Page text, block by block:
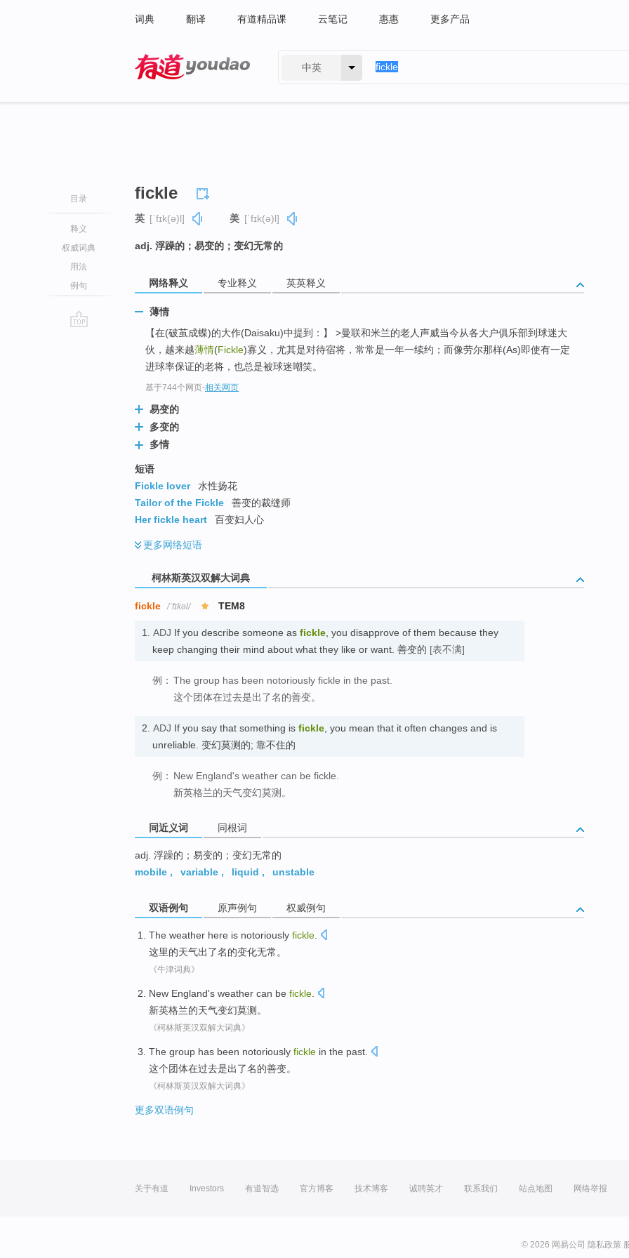
词典 翻译 有道精品课 云笔记 惠惠 更多产品
中英
目录
释义
权威词典
用法
例句
fickle
英 [ˈfɪk(ə)l] 美 [ˈfɪk(ə)l]
adj. 浮躁的；易变的；变幻无常的
网络释义 专业释义 英英释义
薄情
【在(破茧成蝶)的大作(Daisaku)中提到：】 >曼联和米兰的老人声威当今从各大户俱乐部到球迷大
伙，越来越薄情(Fickle)寡义，尤其是对待宿将，常常是一年一续约；而像劳尔那样(As)即使有一定
进球率保证的老将，也总是被球迷嘲笑。
基于744个网页-相关网页
易变的
多变的
多情
短语
Fickle lover
水性扬花
Tailor of the Fickle
善变的裁缝师
Her fickle heart
百变妇人心
更多网络短语
柯林斯英汉双解大词典
fickle /ˈfɪkəl/ TEM8
1. ADJ If you describe someone as fickle , you disapprove of them because they
keep changing their mind about what they like or want. 善变的 [表不满]
例： The group has been notoriously fickle in the past.
这个团体在过去是出了名的善变。
2. ADJ If you say that something is fickle , you mean that it often changes and is
unreliable. 变幻莫测的; 靠不住的
例： New England's weather can be fickle.
新英格兰的天气变幻莫测。
同近义词 同根词
adj. 浮躁的；易变的；变幻无常的
mobile , variable , liquid , unstable
双语例句 原声例句 权威例句
The weather here is notoriously fickle
这里的天气出了名的变化无常。
《牛津词典》
New England's weather can be fickle
新英格兰的天气变幻莫测。
《柯林斯英汉双解大词典》
The group has been notoriously fickle in the past
这个团体在过去是出了名的善变。
《柯林斯英汉双解大词典》
更多双语例句
关于有道 Investors 有道智选 官方博客 技术博客 诚聘英才 联系我们 站点地图 网络举报
© 2026 网易公司 隐私政策